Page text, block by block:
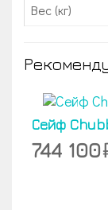
Вес (кг)
Сейф
744 100